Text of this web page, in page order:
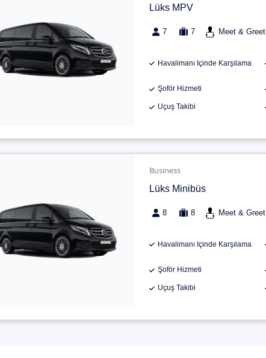
Lüks MPV
7 7 Meet & Greet
Havalimanı Içinde Karşılama
Şoför Hizmeti
Uçuş Takibi
Business
Lüks Minibüs
8 8 Meet & Greet
Havalimanı Içinde Karşılama
Şoför Hizmeti
Uçuş Takibi